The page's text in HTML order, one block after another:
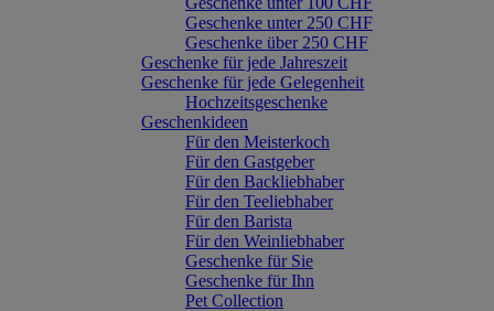
Geschenke unter 250 CHF
Geschenke über 250 CHF
Geschenke für jede Jahreszeit
Geschenke für jede Gelegenheit
Hochzeitsgeschenke
Geschenkideen
Für den Meisterkoch
Für den Gastgeber
Für den Backliebhaber
Für den Teeliebhaber
Für den Barista
Für den Weinliebhaber
Geschenke für Sie
Geschenke für Ihn
Pet Collection